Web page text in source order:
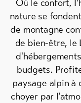
&
Service
Actualités
Météo
Où le confort,
nature se
de montagne
de bien-être, le
budgets.
paysage alpin à
choyer par